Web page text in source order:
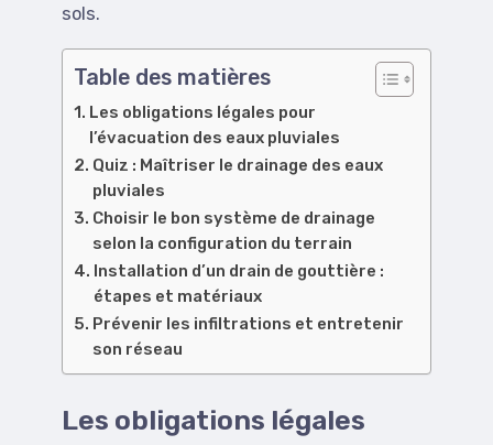
sols.
Table des matières
Les obligations légales pour
l’évacuation des eaux pluviales
Quiz : Maîtriser le drainage des eaux
pluviales
Choisir le bon système de drainage
selon la configuration du terrain
Installation d’un drain de gouttière :
étapes et matériaux
Prévenir les infiltrations et entretenir
son réseau
Les obligations légales